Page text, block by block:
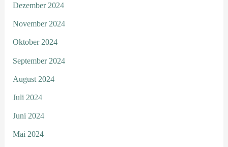
Dezember 2024
November 2024
Oktober 2024
September 2024
August 2024
Juli 2024
Juni 2024
Mai 2024